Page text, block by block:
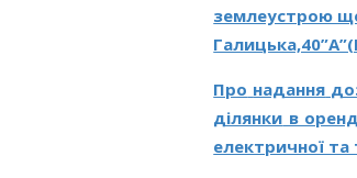
землеустрою
Про надання
ділянки в
електричної та